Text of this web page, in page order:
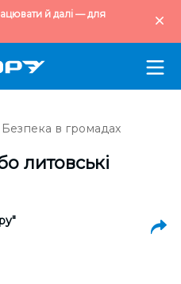
й далі — для
Безпека в громадах
литовські